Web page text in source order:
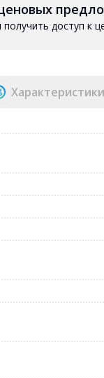
доступ к
Характеристики